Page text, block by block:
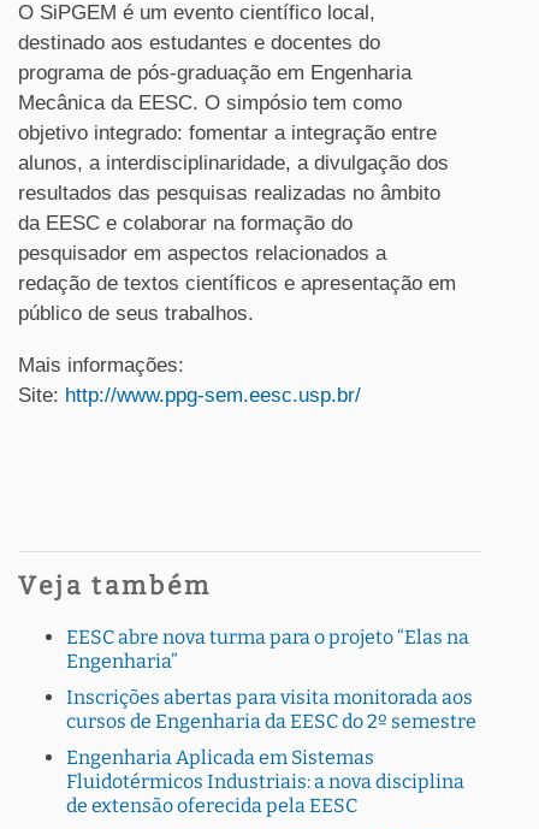
O SiPGEM é um evento científico local,
destinado aos estudantes e docentes do
programa de pós-graduação em Engenharia
Mecânica da EESC. O simpósio tem como
objetivo integrado: fomentar a integração entre
alunos, a interdisciplinaridade, a divulgação dos
resultados das pesquisas realizadas no âmbito
da EESC e colaborar na formação do
pesquisador em aspectos relacionados a
redação de textos científicos e apresentação em
público de seus trabalhos.
Mais informações:
Site: http://www.ppg-sem.eesc.usp.br/
Veja também
EESC abre nova turma para o projeto “Elas na
Engenharia”
Inscrições abertas para visita monitorada aos
cursos de Engenharia da EESC do 2º semestre
Engenharia Aplicada em Sistemas
Fluidotérmicos Industriais: a nova disciplina
de extensão oferecida pela EESC